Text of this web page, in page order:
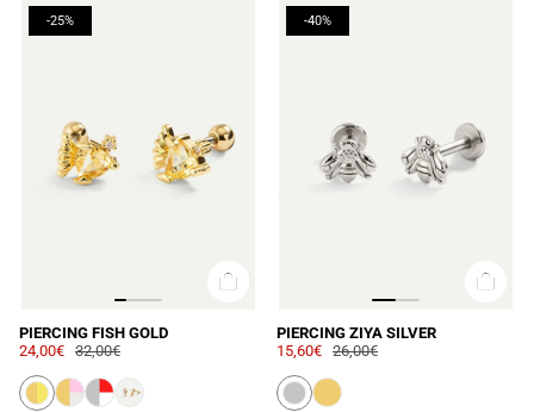
-25%
PIERCING FISH GOLD
24,00€ 32,00€
-40%
PIERCING ZIYA SILVER
15,60€ 26,00€